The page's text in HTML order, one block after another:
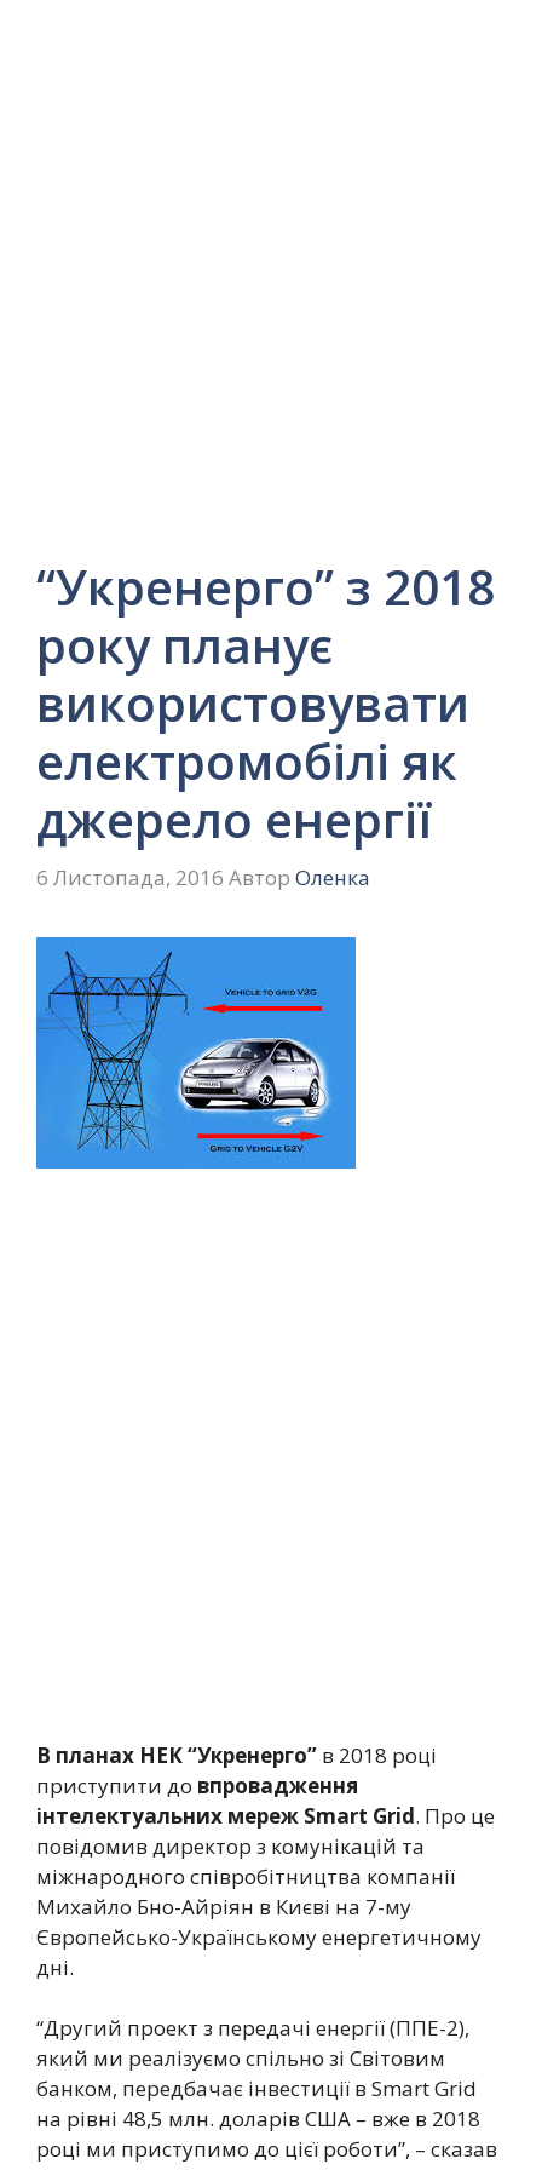
“Укренерго” з 2018
року планує
використовувати
електромобілі як
джерело енергії
6 Листопада, 2016 Автор Оленка
В планах НЕК “Укренерго” в 2018 році
приступити до впровадження
інтелектуальних мереж Smart Grid. Про це
повідомив директор з комунікацій та
міжнародного співробітництва компанії
Михайло Бно-Айріян в Києві на 7-му
Європейсько-Українському енергетичному
дні.
“Другий проект з передачі енергії (ППЕ-2),
який ми реалізуємо спільно зі Світовим
банком, передбачає інвестиції в Smart Grid
на рівні 48,5 млн. доларів США – вже в 2018
році ми приступимо до цієї роботи”, – сказав